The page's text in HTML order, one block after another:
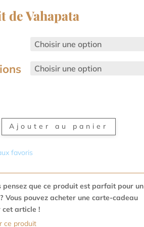
de Vahapata
Ajouter au panier
favoris
pensez que ce produit est parfait pour un
Vous pouvez acheter une carte-cadeau
cet article !
ce produit